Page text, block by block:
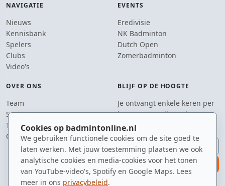
Cookies op badmintonline.nl
We gebruiken functionele cookies om de site goed te
laten werken. Met jouw toestemming plaatsen we ook
analytische cookies en media-cookies voor het tonen
van YouTube-video's, Spotify en Google Maps. Lees
meer in ons privacybeleid.
NAVIGATIE
Nieuws
Kennisbank
Spelers
Clubs
Video's
EVENTS
Eredivisie
NK Badminton
Dutch Open
Zomerbadminton
OVER ONS
Team
Supporters
Tip de redactie
Contact
BLIJF OP DE HOOGTE
Je ontvangt enkele keren per
jaar een e-mail met het
laatste badmintonnieuws.
E-mailadres
aanmelden